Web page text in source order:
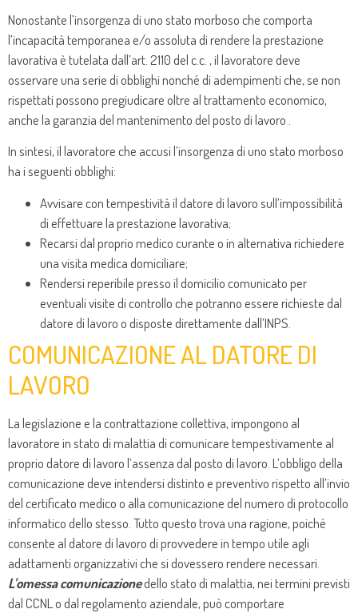
Nonostante l’insorgenza di uno stato morboso che comporta
l’incapacità temporanea e/o assoluta di rendere la prestazione
lavorativa è tutelata dall’art. 2110 del c.c. , il lavoratore deve
osservare una serie di obblighi nonché di adempimenti che, se non
rispettati possono pregiudicare oltre al trattamento economico,
anche la garanzia del mantenimento del posto di lavoro .
In sintesi, il lavoratore che accusi l’insorgenza di uno stato morboso
ha i seguenti obblighi:
Avvisare con tempestività il datore di lavoro sull’impossibilità
di effettuare la prestazione lavorativa;
Recarsi dal proprio medico curante o in alternativa richiedere
una visita medica domiciliare;
Rendersi reperibile presso il domicilio comunicato per
eventuali visite di controllo che potranno essere richieste dal
datore di lavoro o disposte direttamente dall’INPS.
COMUNICAZIONE AL DATORE DI
LAVORO
La legislazione e la contrattazione collettiva, impongono al
lavoratore in stato di malattia di comunicare tempestivamente al
proprio datore di lavoro l’assenza dal posto di lavoro. L’obbligo della
comunicazione deve intendersi distinto e preventivo rispetto all’invio
del certificato medico o alla comunicazione del numero di protocollo
informatico dello stesso. Tutto questo trova una ragione, poiché
consente al datore di lavoro di provvedere in tempo utile agli
adattamenti organizzativi che si dovessero rendere necessari.
L’omessa comunicazionedello stato di malattia, nei termini previsti
dal CCNL o dal regolamento aziendale, può comportare